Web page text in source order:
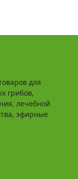
для
грибов,
лечебной
эфирные